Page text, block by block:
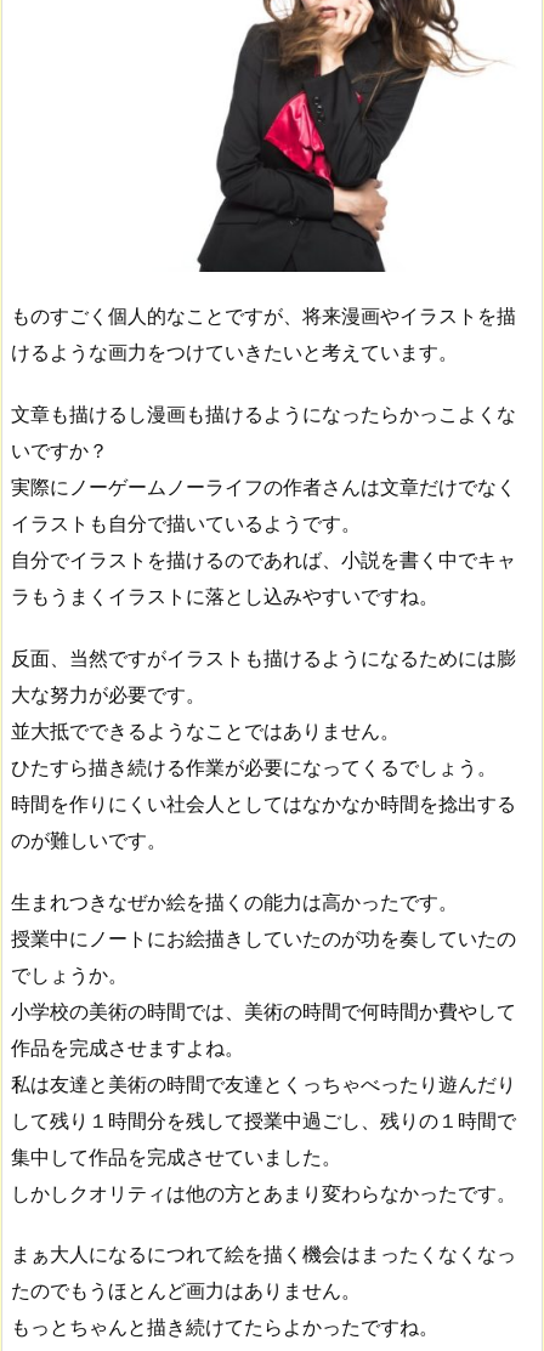
ものすごく個人的なことですが、将来漫画やイラストを描
けるような画力をつけていきたいと考えています。
文章も描けるし漫画も描けるようになったらかっこよくな
いですか？
実際にノーゲームノーライフの作者さんは文章だけでなく
イラストも自分で描いているようです。
自分でイラストを描けるのであれば、小説を書く中でキャ
ラもうまくイラストに落とし込みやすいですね。
反面、当然ですがイラストも描けるようになるためには膨
大な努力が必要です。
並大抵でできるようなことではありません。
ひたすら描き続ける作業が必要になってくるでしょう。
時間を作りにくい社会人としてはなかなか時間を捻出する
のが難しいです。
生まれつきなぜか絵を描くの能力は高かったです。
授業中にノートにお絵描きしていたのが功を奏していたの
でしょうか。
小学校の美術の時間では、美術の時間で何時間か費やして
作品を完成させますよね。
私は友達と美術の時間で友達とくっちゃべったり遊んだり
して残り１時間分を残して授業中過ごし、残りの１時間で
集中して作品を完成させていました。
しかしクオリティは他の方とあまり変わらなかったです。
まぁ大人になるにつれて絵を描く機会はまったくなくなっ
たのでもうほとんど画力はありません。
もっとちゃんと描き続けてたらよかったですね。